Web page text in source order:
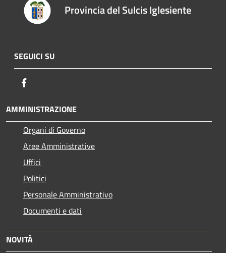
Provincia del Sulcis Iglesiente
SEGUICI SU
AMMINISTRAZIONE
Organi di Governo
Aree Amministrative
Uffici
Politici
Personale Amministrativo
Documenti e dati
NOVITÀ